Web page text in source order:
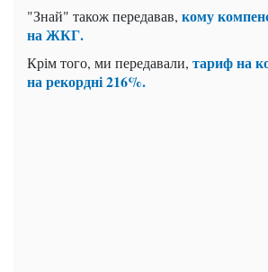
"Знай" також передавав, кому
на ЖКГ.
Крім того, ми передавали, тариф на
на рекордні 216%.